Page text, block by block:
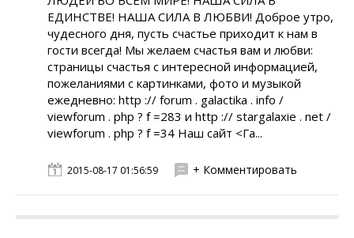
ЕДИНСТВЕ! НАША СИЛА В ЛЮБВИ! Доброе утро,
чудесного дня, пусть счастье приходит к нам в
гости всегда! Мы желаем счастья вам и любви:
страницы счастья с интересной информацией,
пожеланиями с картинками, фото и музыкой
ежедневно: http :// forum . galactika . info /
viewforum . php ? f =283 и http :// stargalaxie . net /
viewforum . php ? f =34 Наш сайт <Га...
2015-08-17 01:56:59 + Комментировать